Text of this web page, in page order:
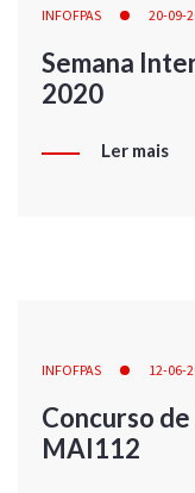
INFOFPAS 20-09-
Semana
2020
Ler mais
INFOFPAS 12-06-
Concurso
MAI112